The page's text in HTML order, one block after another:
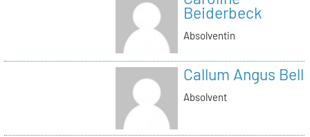
Beiderbeck
Absolventin
Callum Angus Bell
Absolvent